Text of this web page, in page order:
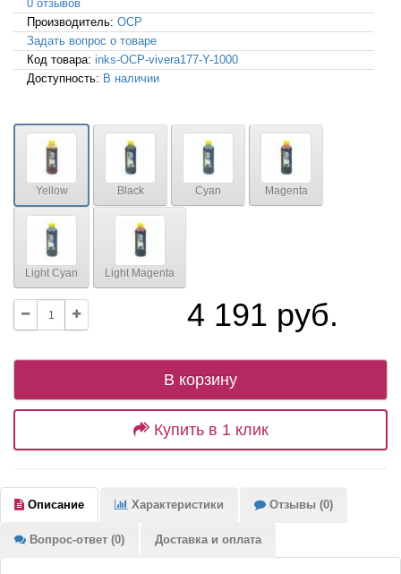
0 отзывов
Производитель: OCP
Задать вопрос о товаре
Код товара: inks-OCP-vivera177-Y-1000
Доступность: В наличии
Yellow Black Cyan Magenta
Light Cyan Light Magenta
4 191 руб.
В корзину
Купить в 1 клик
Описание Характеристики Отзывы (0)
Вопрос-ответ (0) Доставка и оплата